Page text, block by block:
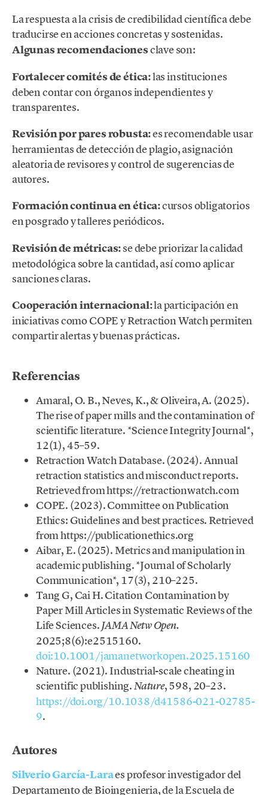
La respuesta a la crisis de credibilidad científica debe
traducirse en acciones concretasy sostenidas.
Algunas recomendacionesclave son:
Fortalecer comités de ética:las instituciones
deben contar con órganos independientes y
transparentes.
Revisión por pares robusta:es recomendable usar
herramientas de detección de plagio, asignación
aleatoria de revisores y control de sugerencias de
autores.
Formación continua en ética:cursos obligatorios
en posgrado y talleres periódicos.
Revisión de métricas:se debe priorizar la calidad
metodológica sobre la cantidad, así como aplicar
sanciones claras.
Cooperación internacional:la participación en
iniciativas como COPE y Retraction Watch permiten
compartir alertas y buenas prácticas.
Referencias
Amaral, O. B., Neves, K., & Oliveira, A. (2025).
The rise of paper mills and the contamination of
scientific literature. *Science Integrity Journal*,
12(1), 45–59.
Retraction Watch Database. (2024). Annual
retraction statistics and misconduct reports.
Retrieved from https://retractionwatch.com
COPE. (2023). Committee on Publication
Ethics: Guidelines and best practices. Retrieved
from https://publicationethics.org
Aibar, E. (2025). Metrics and manipulation in
academic publishing. *Journal of Scholarly
Communication*, 17(3), 210–225.
Tang G, Cai H. Citation Contamination by
Paper Mill Articles in Systematic Reviews of the
Life Sciences.JAMA Netw Open.
2025;8(6):e2515160.
doi:10.1001/jamanetworkopen.2025.15160
Nature. (2021). Industrial-scale cheating in
scientific publishing.Nature, 598, 20–23.
https://doi.org/10.1038/d41586-021-02785-
9.
Autores
Silverio García-Laraes profesor investigador del
Departamento de Bioingenieria, de la Escuela de